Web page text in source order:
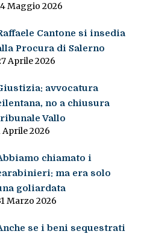
Maggio 2026
Cantone si insedia
Procura di Salerno
Aprile 2026
avvocatura
no a chiusura
Vallo
Aprile 2026
chiamato i
ma era solo
goliardata
Marzo 2026
se i beni sequestrati